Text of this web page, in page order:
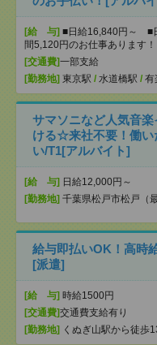
[給 与] ■日給16,840円～ ■
間5,120円のお仕事あります！
[交通費]一部支給
[勤務地] 東京駅 / 水道橋駅 / 有
サマソニなど人気音
ける☆来社不要！働い
い/T1[アルバイト]
[給 与] 日給12,000円～
[勤務地] 千葉県松戸市松戸（
給与即払いOK！高時
[派遣]
[給 与] 時給1500円
[交通費]交通費支給有り
[勤務地] くぬぎ山駅から徒歩